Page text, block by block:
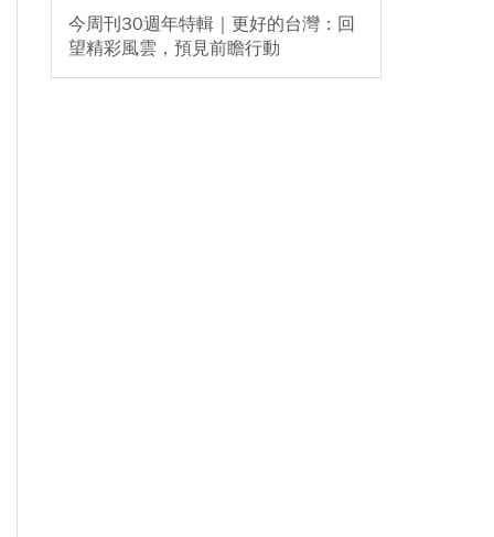
今周刊30週年特輯｜更好的台灣：回
望精彩風雲，預見前瞻行動